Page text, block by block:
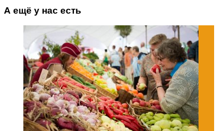
А ещё у нас есть